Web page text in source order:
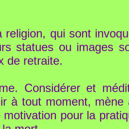
qui sont
statues ou images
de retraite.
Considérer et
à tout moment, mène
pour la